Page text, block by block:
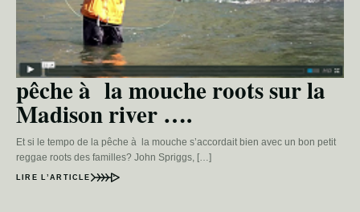
pêche à la mouche roots sur la
Madison river ….
Et si le tempo de la pêche à la mouche s’accordait bien avec un bon petit
reggae roots des familles? John Spriggs, […]
LIRE L’ARTICLE